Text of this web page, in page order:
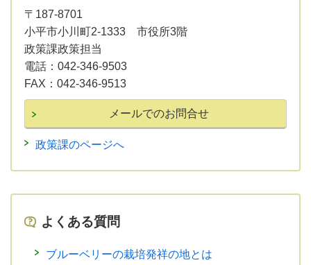
〒187-8701
小平市小川町2-1333 市役所3階
政策課政策担当
電話： 042-346-9503
FAX： 042-346-9513
政策課のページへ
よくある質問
ブルーベリーの栽培発祥の地とは